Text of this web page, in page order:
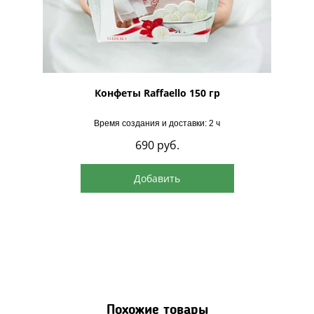
Конфеты Raffaello 150 гр
Время создания и доставки: 2 ч
690 руб.
Добавить
Похожие товары